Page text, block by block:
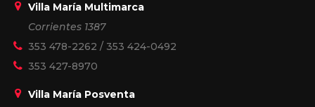
Villa María Multimarca
Corrientes 1387
353 478-2262 / 353 424-0492
353 427-8970
Villa María Posventa